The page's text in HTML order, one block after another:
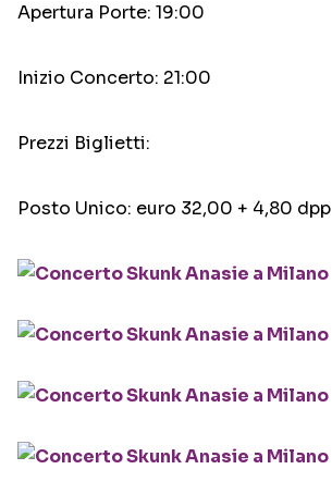
Apertura Porte: 19:00
Inizio Concerto: 21:00
Prezzi Biglietti:
Posto Unico: euro 32,00 + 4,80 dpp